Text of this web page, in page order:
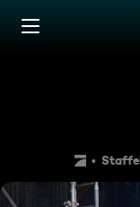
Zum Inhalt